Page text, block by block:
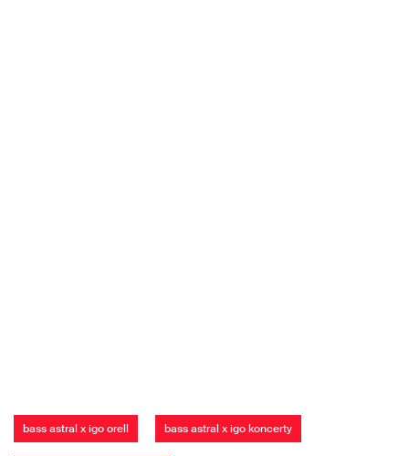
bass astral x igo orell bass astral x igo koncerty